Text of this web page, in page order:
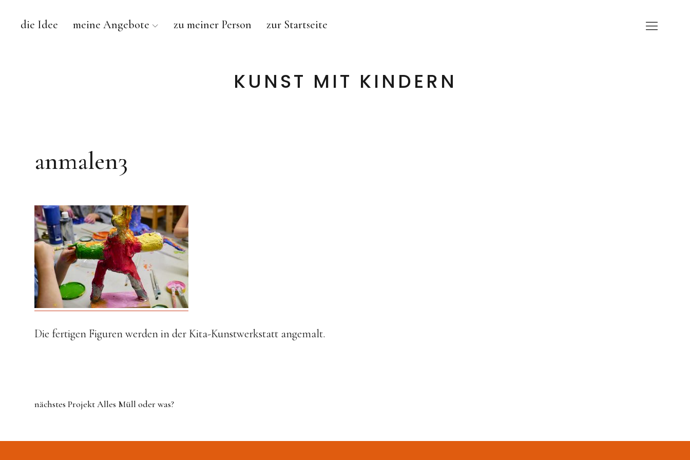
die Idee meine Angebote zu meiner Person zur Startseite
KUNST MIT KINDERN
anmalen3
Die fertigen Figuren werden in der Kita-Kunstwerkstatt angemalt.
nächstes ProjektAlles Müll oder was?